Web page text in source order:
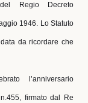
del Regio Decreto
1946. Lo Statuto
da ricordare che
l’anniversario
firmato dal Re